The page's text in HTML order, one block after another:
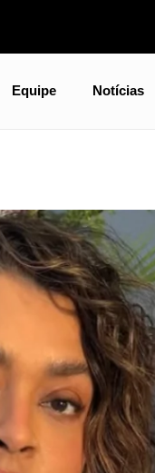
Equipe Notícias